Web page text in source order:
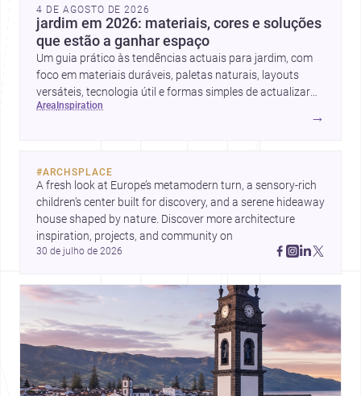
4 DE AGOSTO DE 2026
jardim em 2026: materiais, cores e soluções
que estão a ganhar espaço
Um guia prático às tendências actuais para jardim, com
foco em materiais duráveis, paletas naturais, layouts
versáteis, tecnologia útil e formas simples de actualizar
sem obras totais.
area inspiration
→
#ARCHSPLACE
A fresh look at Europe’s metamodern turn, a sensory-rich
children’s center built for discovery, and a serene hideaway
house shaped by nature. Discover more architecture
30 de julho de 2026